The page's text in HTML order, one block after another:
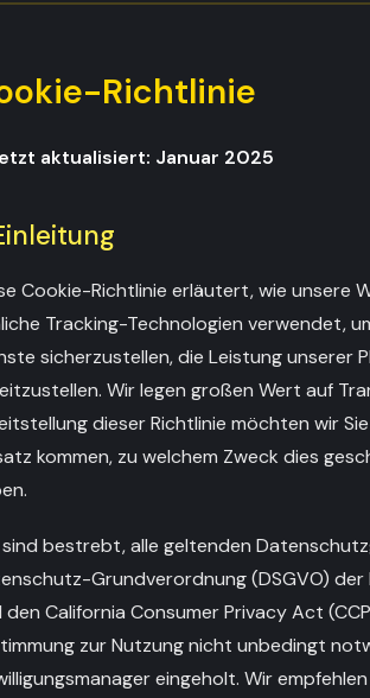
Richtlinie
aktualisiert: Januar 2025
Cookie-Richtlinie erläutert, wie unsere
Tracking-Technologien verwendet,
sicherzustellen, die Leistung unserer
Wir legen großen Wert auf
dieser Richtlinie möchten wir
kommen, zu welchem Zweck dies
bestrebt, alle geltenden
Grundverordnung (DSGVO)
den California Consumer Privacy Act
zur Nutzung nicht unbedingt
eingeholt. Wir